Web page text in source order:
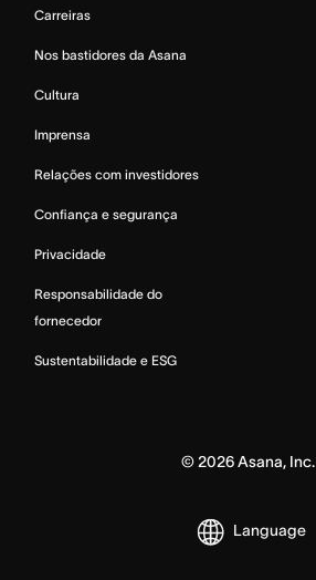
Carreiras
Nos bastidores da Asana
Cultura
Imprensa
Relações com investidores
Confiança e segurança
Privacidade
Responsabilidade do
fornecedor
Sustentabilidade e ESG
© 2026Asana, Inc.
Language